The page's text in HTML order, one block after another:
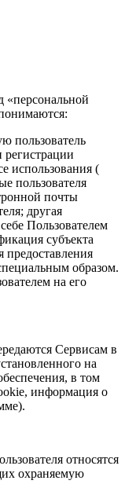
«персональной
пользователь
регистрации
использования (
пользователя
почты
другая
Пользователем
субъекта
предоставления
образом.
на его
Сервисам в
на
в том
информация о
относятся
охраняемую